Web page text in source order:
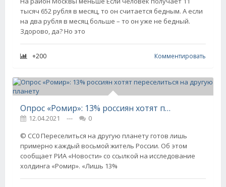
тысяч 652 рубля в месяц, то он считается бедным. А если
на два рубля в месяц больше – то он уже не бедный.
Здорово, да? Но это
+200 Комментировать
Опрос «Ромир»: 13% россиян хотят переселиться на другую планету
12.04.2021 ---
0
© СС0 Переселиться на другую планету готов лишь
примерно каждый восьмой житель России. Об этом
сообщает РИА «Новости» со ссылкой на исследование
холдинга «Ромир». «Лишь 13%